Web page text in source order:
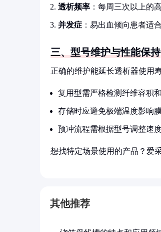
透析频率 ：每周三次以上的
并发症 ：易出血倾向患者适
三、型号维护与性能保持
正确的维护能延长透析器使用
复用型需严格检测纤维容积
存储时应避免极端温度影响
预冲流程需根据型号调整速
想找特定场景使用的产品？爱
其他推荐